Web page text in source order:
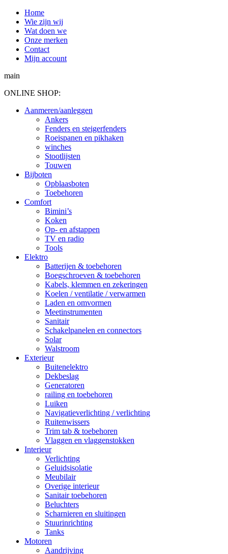
Spring
naar
content
Home
Wie zijn wij
Wat doen we
Onze merken
Contact
Mijn account
main
ONLINE SHOP:
Aanmeren/aanleggen
Ankers
Fenders en steigerfenders
Roeispanen en pikhaken
winches
Stootlijsten
Touwen
Bijboten
Opblaasboten
Toebehoren
Comfort
Bimini’s
Koken
Op- en afstappen
TV en radio
Tools
Elektro
Batterijen & toebehoren
Boegschroeven & toebehoren
Kabels, klemmen en zekeringen
Koelen / ventilatie / verwarmen
Laden en omvormen
Meetinstrumenten
Sanitair
Schakelpanelen en connectors
Solar
Walstroom
Exterieur
Buitenelektro
Dekbeslag
Generatoren
railing en toebehoren
Luiken
Navigatieverlichting / verlichting
Ruitenwissers
Trim tab & toebehoren
Vlaggen en vlaggenstokken
Interieur
Verlichting
Geluidsisolatie
Meubilair
Overige interieur
Sanitair toebehoren
Beluchters
Scharnieren en sluitingen
Stuurinrichting
Tanks
Motoren
Aandrijving